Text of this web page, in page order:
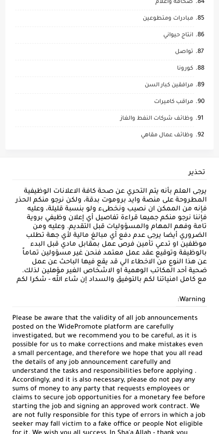
صحافة واعلام
مبادرات ومتطوعين
انتاج حيواني
تواصل
كورونا
مرافقين كبار السن
مراقب كاميرات
وظائف شركات النفط والغاز
وظائف عمال مقاهي
تحذير
يرجى العلم بأنه يتم التحري عن صحة كافة الاعلانات الوظيفية
المطروحة على منصة وايد بروموت بدقة، ولكن نرجو منكم الحذر
فإنه من الممكن ان نصيب ونخطىء ولو بنسبة قليلة، وعليه
فإننا نرجو منكم جميعا قراءة تفاصيل أي إعلان وظيفي بروية
تامة وفهم المهام والمسؤوليات قبل التقديم. وعليه ومن
الضروري أيضا يرجى عدم دفع أي مبالغ مالية لأي جهة تطلب
موظفين او تدعي تأمين فرص عمل بمقابل مادي قبل البدء
بالوظيفة وتوقيع عقد عمل معتمد فنحن غير مسؤولين تماماً
عن هذا النوع من الاخطاء الي قد يقع فيها الباحث عن عمل
ضحية أحد المكاتب الوهمية او الاشخاص الغير مؤهلين لذلك.
مع كامل امنياتنا لكم بالتوفيق والسداد إن شاء الله - شكرا لكم
Warning:
Please be aware that the validity of all job announcements
posted on the WidePromote platform are carefully
investigated, but we recommend you to be careful, as it is
possible for us to make corrections and make mistakes even
a small percentage, and therefore we hope that you all read
the details of any job announcement carefully and
understand the tasks and responsibilities before applying .
Accordingly, and it is also necessary, please do not pay any
sums of money to any party that requests employees or
claims to secure job opportunities for a monetary fee before
starting the job and signing an approved work contract. We
are not fully responsible for this type of errors in which a job
seeker may fall victim to a fake office or people Not eligible